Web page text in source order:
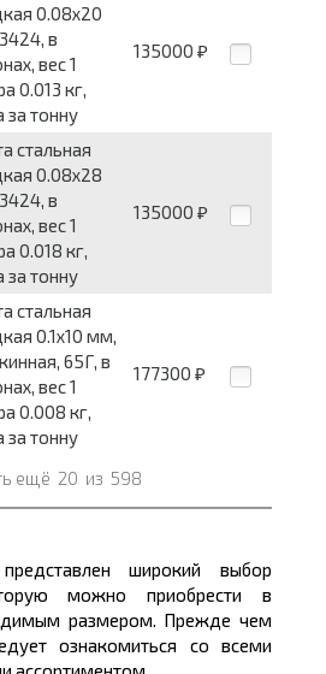
0.08x20
в
вес 1
0.013 кг,
за тонну
135000 ₽
стальная
0.08x28
в
вес 1
0.018 кг,
за тонну
135000 ₽
стальная
0.1x10 мм,
65Г, в
вес 1
0.008 кг,
за тонну
177300 ₽
ещё 20 из 598
широкий выбор
можно приобрести в
размером. Прежде чем
ознакомиться со всеми